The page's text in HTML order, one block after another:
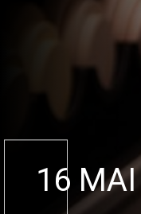
16 MAI